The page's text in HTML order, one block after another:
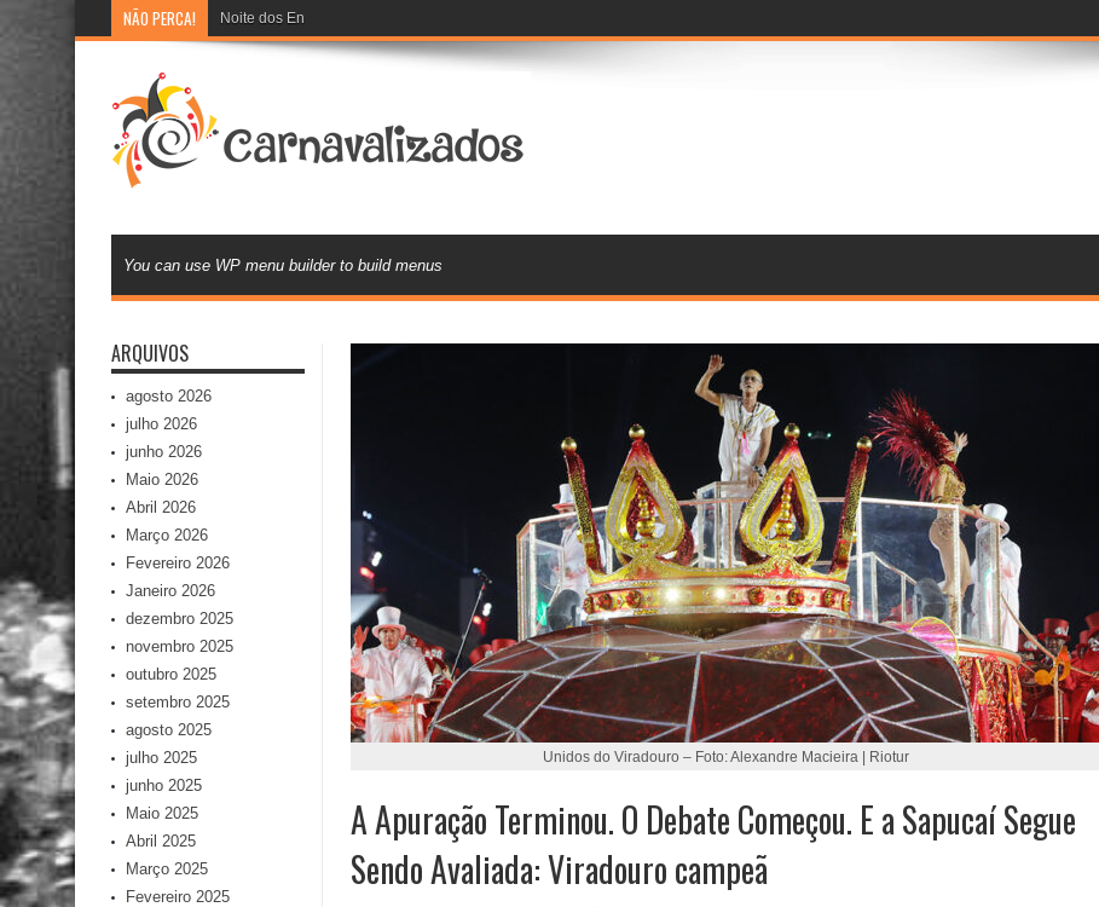
NÃO PERCA! Noite dos Enredos: Escolas de samba preparam prévia im
You can use WP menu builder to build menus
Unidos do Viradouro – Foto: Alexandre Macieira | Riotur
A Apuração Terminou. O Debate Começou. E a Sapucaí Segue
Sendo Avaliada: Viradouro campeã
ARQUIVOS
agosto 2026
julho 2026
junho 2026
Maio 2026
Abril 2026
Março 2026
Fevereiro 2026
Janeiro 2026
dezembro 2025
novembro 2025
outubro 2025
setembro 2025
agosto 2025
julho 2025
junho 2025
Maio 2025
Abril 2025
Março 2025
Fevereiro 2025